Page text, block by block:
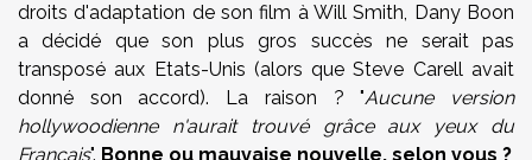
droits d'adaptation de son film à Will Smith, Dany Boon
a décidé que son plus gros succès ne serait pas
transposé aux Etats-Unis (alors que Steve Carell avait
donné son accord). La raison ? "Aucune version
hollywoodienne n'aurait trouvé grâce aux yeux du
Français". Bonne ou mauvaise nouvelle, selon vous ?